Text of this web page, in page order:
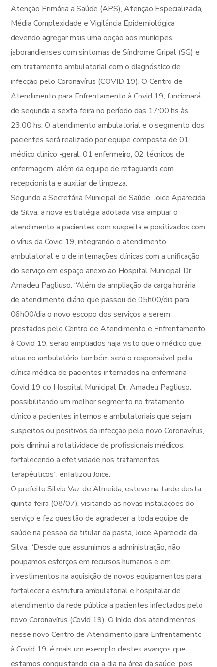
Atenção Primária a Saúde (APS), Atenção Especializada,
Média Complexidade e Vigilância Epidemiológica
devendo agregar mais uma opção aos munícipes
jaborandienses com sintomas de Síndrome Gripal (SG) e
em tratamento ambulatorial com o diagnóstico de
infecção pelo Coronavírus (COVID 19). O Centro de
Atendimento para Enfrentamento à Covid 19, funcionará
de segunda a sexta-feira no período das 17:00 hs às
23:00 hs. O atendimento ambulatorial e o segmento dos
pacientes será realizado por equipe composta de 01
médico clínico -geral, 01 enfermeiro, 02 técnicos de
enfermagem, além da equipe de retaguarda com
recepcionista e auxiliar de limpeza.
Segundo a Secretária Municipal de Saúde, Joice Aparecida
da Silva, a nova estratégia adotada visa ampliar o
atendimento a pacientes com suspeita e positivados com
o vírus da Covid 19, integrando o atendimento
ambulatorial e o de internações clínicas com a unificação
do serviço em espaço anexo ao Hospital Municipal Dr.
Amadeu Pagliuso. “Além da ampliação da carga horária
de atendimento diário que passou de 05h00/dia para
06h00/dia o novo escopo dos serviços a serem
prestados pelo Centro de Atendimento e Enfrentamento
à Covid 19, serão ampliados haja visto que o médico que
atua no ambulatório também será o responsável pela
clínica médica de pacientes internados na enfermaria
Covid 19 do Hospital Municipal Dr. Amadeu Pagliuso,
possibilitando um melhor segmento no tratamento
clínico a pacientes internos e ambulatoriais que sejam
suspeitos ou positivos da infecção pelo novo Coronavírus,
pois diminui a rotatividade de profissionais médicos,
fortalecendo a efetividade nos tratamentos
terapêuticos”, enfatizou Joice.
O prefeito Silvio Vaz de Almeida, esteve na tarde desta
quinta-feira (08/07), visitando as novas instalações do
serviço e fez questão de agradecer a toda equipe de
saúde na pessoa da titular da pasta, Joice Aparecida da
Silva. “Desde que assumimos a administração, não
poupamos esforços em recursos humanos e em
investimentos na aquisição de novos equipamentos para
fortalecer a estrutura ambulatorial e hospitalar de
atendimento da rede pública a pacientes infectados pelo
novo Coronavírus (Covid 19). O inicio dos atendimentos
nesse novo Centro de Atendimento para Enfrentamento
à Covid 19, é mais um exemplo destes avanços que
estamos conquistando dia a dia na área da saúde, pois